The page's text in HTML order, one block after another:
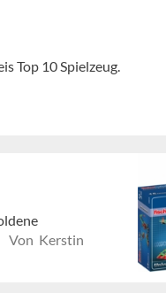
Top 10 Spielzeug.
Von Kerstin